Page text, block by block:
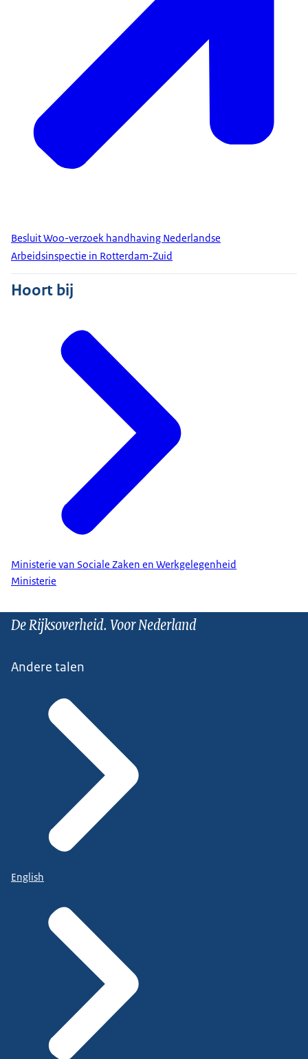
Besluit Woo-verzoek handhaving Nederlandse
Arbeidsinspectie in Rotterdam-Zuid
Hoort bij
Ministerie van Sociale Zaken en Werkgelegenheid
Ministerie
De Rijksoverheid. Voor Nederland
Andere talen
English